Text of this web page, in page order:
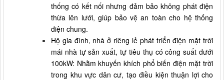
thống có kết nối nhưng đảm bảo không phát điện
thừa lên lưới, giúp bảo vệ an toàn cho hệ thống
điện chung.
Hộ gia đình, nhà ở riêng lẻ phát triển điện mặt trời
mái nhà tự sản xuất, tự tiêu thụ có công suất dưới
100kW: Nhằm khuyến khích phổ biến điện mặt trời
trong khu vực dân cư, tạo điều kiện thuận lợi cho